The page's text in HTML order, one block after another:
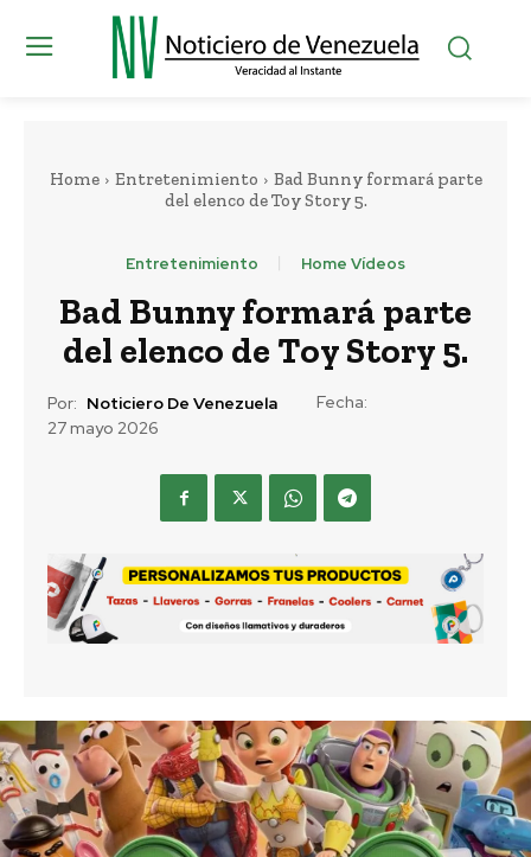
Home Entretenimiento
Bad Bunny formará parte
del elenco de Toy Story 5.
Entretenimiento Home Vídeos
Bad Bunny formará parte
del elenco de Toy Story 5.
Por: Noticiero De Venezuela
Fecha:
27 mayo 2026